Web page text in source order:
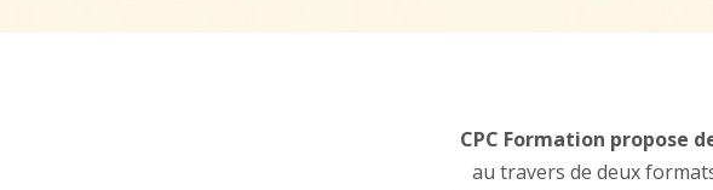
CPC Formation propose
au travers de deux